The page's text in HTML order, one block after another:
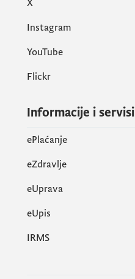
X
Instagram
YouTube
Flickr
Informacije i servisi
ePlaćanje
eZdravlje
eUprava
еUpis
IRMS